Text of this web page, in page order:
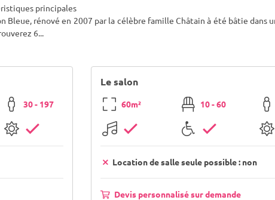
principales
Bleue, rénové en 2007 par la célèbre famille Châtain à été bâtie dans
6...
30 - 197
Le salon
60m² 10 - 60
Location de salle seule possible : non
Devis personnalisé sur demande